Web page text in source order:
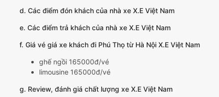
d. Các điểm đón khách của nhà xe X.E Việt Nam
e. Các điểm trả khách của nhà xe X.E Việt Nam
f. Giá vé giá xe khách đi Phú Thọ từ Hà Nội X.E Việt Nam
ghế ngồi 165000đ/vé
limousine 165000đ/vé
g. Review, đánh giá chất lượng xe X.E Việt Nam